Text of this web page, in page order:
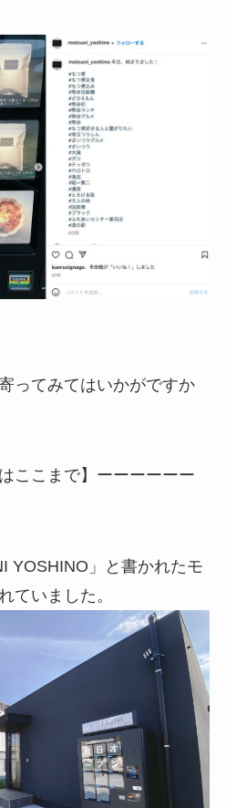
ってみてはいかがですか
ここまで】ーーーーーー
YOSHINO」と書かれたモ
ていました。